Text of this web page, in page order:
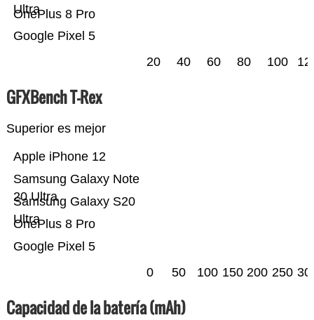
Google Pixel 5
OnePlus 8 Pro
Ultra
20 40 60 80 100
GFXBench T-Rex
Superior es mejor
Google Pixel 5
OnePlus 8 Pro
Samsung Galaxy S20
Ultra
Samsung Galaxy Note
20 Ultra
Apple iPhone 12
0 50 100 150 200 250
Capacidad de la batería (mAh)